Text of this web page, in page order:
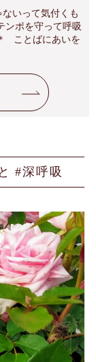
いって気付くも
ンポを守って呼吸
ことばにあいを
#深呼吸